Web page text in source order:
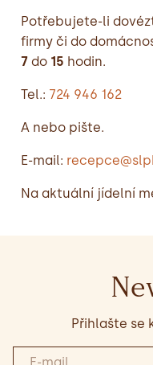
Potřebujete-li
firmy či do
7 do 15 hodin.
Tel.: 724 946 162
A nebo pište.
E-mail:
Na aktuální jídelní
Přihlašte se